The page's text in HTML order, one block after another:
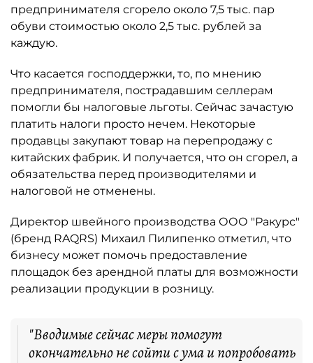
предпринимателя сгорело около 7,5 тыс. пар
обуви стоимостью около 2,5 тыс. рублей за
каждую.
Что касается господдержки, то, по мнению
предпринимателя, пострадавшим селлерам
помогли бы налоговые льготы. Сейчас зачастую
платить налоги просто нечем. Некоторые
продавцы закупают товар на перепродажу с
китайских фабрик. И получается, что он сгорел, а
обязательства перед производителями и
налоговой не отменены.
Директор швейного производства ООО "Ракурс"
(бренд RAQRS) Михаил Пилипенко отметил, что
бизнесу может помочь предоставление
площадок без арендной платы для возможности
реализации продукции в розницу.
"Вводимые сейчас меры помогут
окончательно не сойти с ума и попробовать